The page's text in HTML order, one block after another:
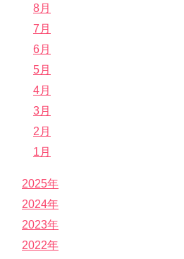
8月
7月
6月
5月
4月
3月
2月
1月
2025年
2024年
2023年
2022年